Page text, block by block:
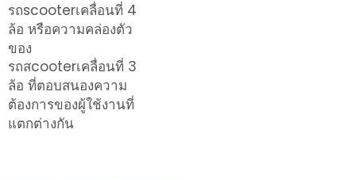
รถscooterเคลื่อนที่ 4
ล้อ หรือความคล่องตัว
ของ
รถสcooterเคลื่อนที่ 3
ล้อ ที่ตอบสนองความ
ต้องการของผู้ใช้งานที่
แตกต่างกัน